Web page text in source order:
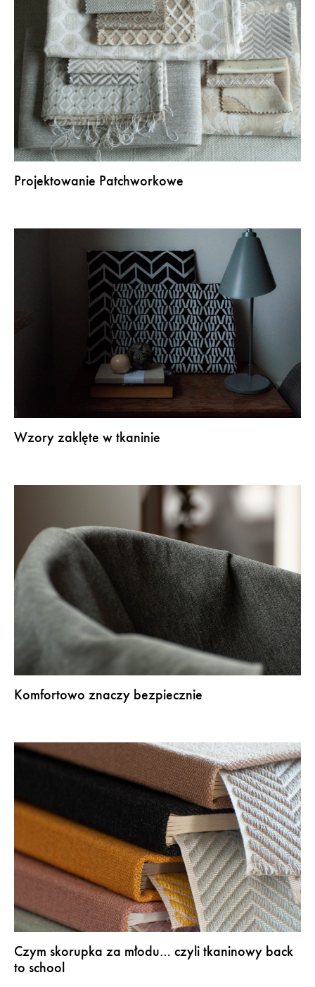
Projektowanie Patchworkowe
Wzory zaklęte w tkaninie
Komfortowo znaczy bezpiecznie
Czym skorupka za młodu… czyli tkaninowy back
to school